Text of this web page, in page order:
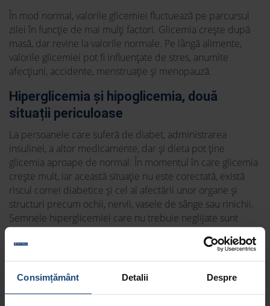
Consimțământ Detalii Despre
În mod normal, valorile glicemiei fluctuează pe parcursul
zilei în funcție de mai mulți factori. Glicemia crește după
masă, dar revine la valorile normale. Pe lângă alimente,
valorile glicemiei pot fi influențate de stres, anumite
afecțiuni, accidente, menstruație și menopauză.
Hiperglicemia și hipoglicemia, două
situații periculoase
La persoanele care suferă de diabet, administrarea
insulinei, a altor medicamente, dar și dieta pot ține
glicemia aproape de normal. În momentul în care glicemia
crește mult, iar această situație nu este corectată, există
riscul comei diabetice și cel al afectării unor organe și
structuri precum ochii, nervii, vasele de sânge sau rinichii.
Semnele hiperglicemiei care nu trebuie neglijate sunt
setea excesivă, gura uscată, nevoia de a urina des,
oboseala, vederea încețoșată, slăbirea fără motiv, infecții
recurente, starea de rău.
Și hipoglicemia sau scăderea glicemiei cu mult sub valorile
normale poate apărea la persoanele cu diabet, mai ales